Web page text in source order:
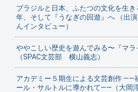
ブラジルと日本、ふたつの文化を生
年、そして『うなぎの回遊』へ （出
んインタビュー）
ややこしい歴史を遊んでみる〜『マ
（SPAC文芸部 横山義志）
アカデミー５期生による文芸創作 ——
ール・サルトルに導かれて——（大岡淳